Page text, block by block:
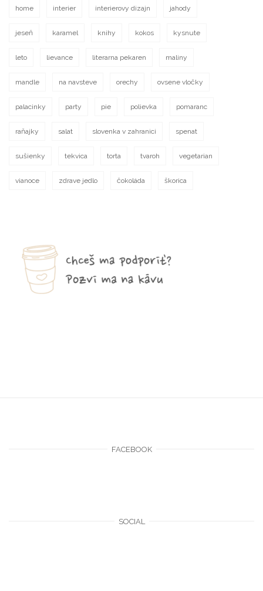
home interier interierovy dizajn jahody
jeseň karamel knihy kokos kysnute
leto lievance literarna pekaren maliny
mandle na navsteve orechy ovsene vločky
palacinky party pie polievka pomaranc
raňajky salat slovenka v zahranici spenat
sušienky tekvica torta tvaroh vegetarian
vianoce zdrave jedlo čokoláda škorica
FACEBOOK
SOCIAL